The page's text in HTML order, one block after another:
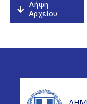
Λήψη
Αρχείου